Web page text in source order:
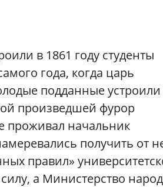
в 1861 году студенты
года, когда царь
подданные устроили
произведшей фурор
проживал начальник
получить от
правил»
а Министерство